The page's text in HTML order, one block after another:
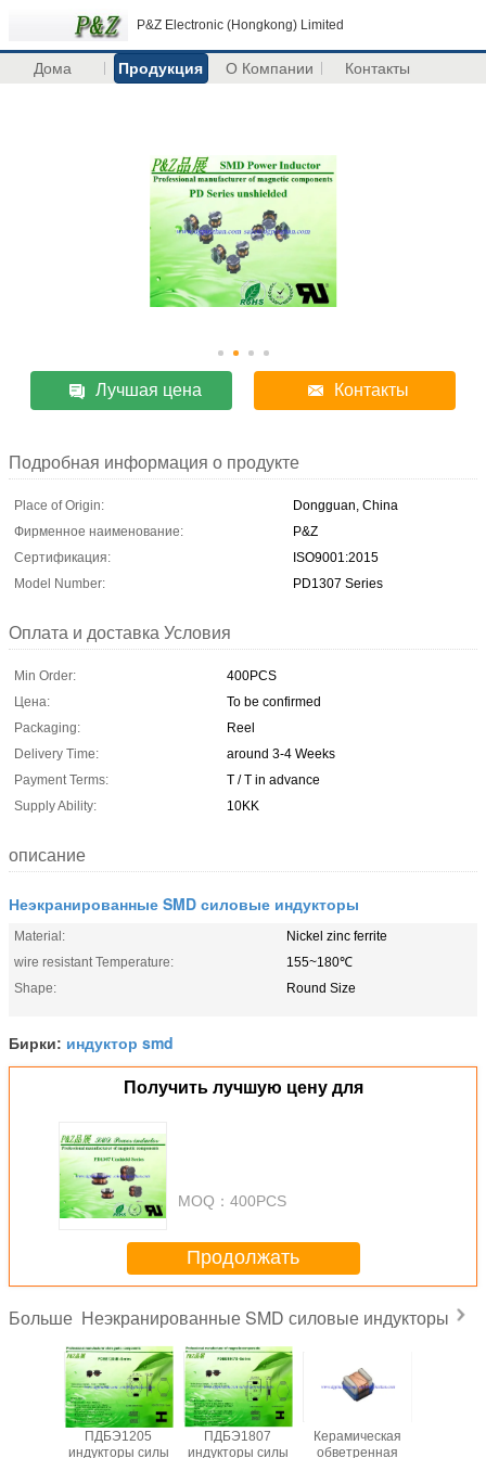
P&Z Electronic (Hongkong) Limited
Дома Продукция О Компании Контакты
Лучшая цена Контакты
Подробная информация о продукте
Place of Origin:
Dongguan, China
Фирменное наименование:
P&Z
Сертификация:
ISO9001:2015
Model Number:
PD1307 Series
Оплата и доставка Условия
Min Order:
400PCS
Цена:
To be confirmed
Packaging:
Reel
Delivery Time:
around 3-4 Weeks
Payment Terms:
T / T in advance
Supply Ability:
10KK
описание
Неэкранированные SMD силовые индукторы
Material:
Nickel zinc ferrite
wire resistant Temperature:
155~180℃
Shape:
Round Size
Бирки: индуктор smd
Получить лучшую цену для
MOQ： 400PCS
Продолжать
Больше Неэкранированные SMD силовые индукторы
ПДБЭ1205
индукторы силы
ПДБЭ1807
индукторы силы
Керамическая
обветренная